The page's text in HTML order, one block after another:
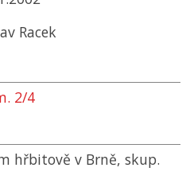
Racek
2/4
hřbitově v Brně, skup.